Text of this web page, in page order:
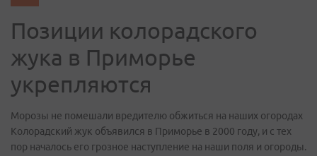
Позиции колорадского
жука в Приморье
укрепляются
Морозы не помешали вредителю обжиться на наших огородах
Колорадский жук объявился в Приморье в 2000 году, и с тех
пор началось его грозное наступление на наши поля и огороды.